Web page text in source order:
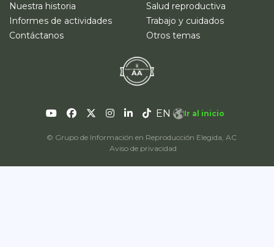
Nuestra historia
Informes de actividades
Contáctanos
Salud reproductiva
Trabajo y cuidados
Otros temas
© Grupo de Información en Reproducción Elegida, AC
Aviso de privacidad
EN Ir al inicio